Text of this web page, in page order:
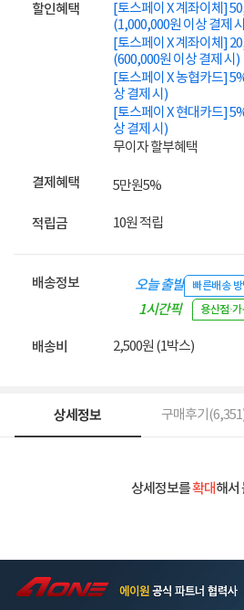
할인혜택
[토스페이 X 계좌이체]
(1,000,000원 이상 결제
[토스페이 X 계좌이체]
(600,000원 이상 결제 시)
[토스페이 X 농협카드]
상 결제 시)
[토스페이 X 현대카드]
상 결제 시)
무이자 할부혜택
결제혜택 5만원5%
적립금 10원 적립
배송정보 오늘 출발 빠른배송 방
1시간픽
용산점·
배송비 2,500원 (1박스)
상세정보 구매후기(6,351
상세정보를확대해서